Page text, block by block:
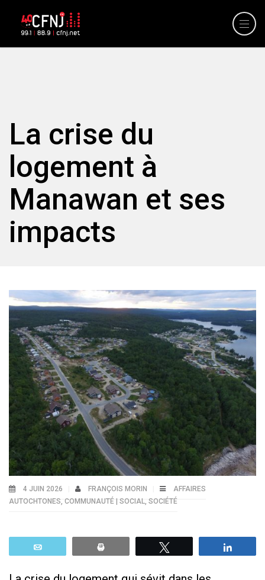
La crise du
logement à
Manawan et ses
impacts
4 JUIN 2026 FRANÇOIS MORIN
AFFAIRES
AUTOCHTONES COMMUNAUTÉ | SOCIAL SOCIÉTÉ